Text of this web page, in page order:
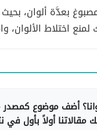
بعدَّة ألوان،
اختلاط الألوان،
أضف موضوع
أولاً بأول في